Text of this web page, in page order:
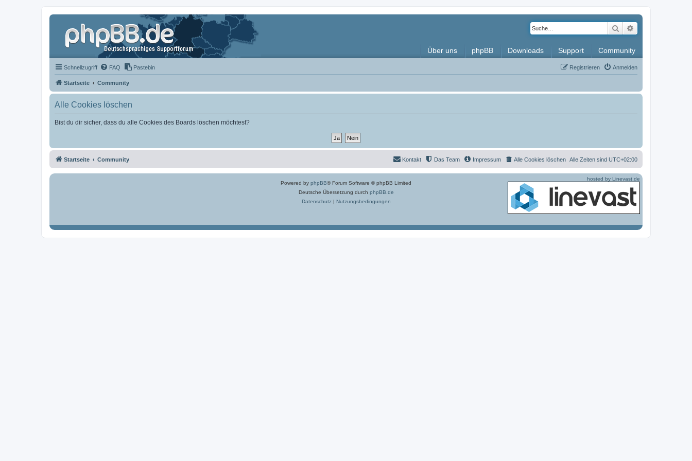
Suche
Über uns phpBB Downloads Support Community
Schnellzugriff FAQ Pastebin Anmelden
Registrieren
Startseite Community
Alle Cookies löschen
Bist du dir sicher, dass du alle Cookies des Boards löschen möchtest?
Startseite Community Alle Zeiten sind UTC+02:00
Alle Cookies löschen
Impressum
Das Team
Kontakt
Powered by phpBB® Forum Software © phpBB Limited
Deutsche Übersetzung durch phpBB.de
Datenschutz| Nutzungsbedingungen
hosted by Linevast.de